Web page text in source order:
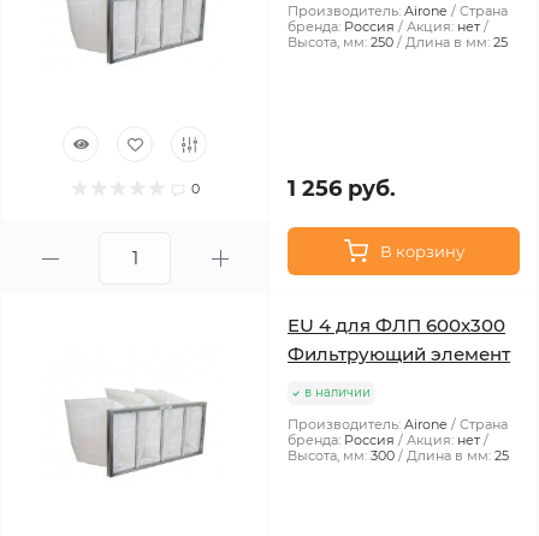
0
Производитель: Airone
Страна
бренда: Россия Акция: нет
Высота, мм: 250 Длина в мм: 25
1 256 руб.
В корзину
EU 4 для ФЛП 600x300
Фильтрующий элемент
в наличии
Производитель: Airone
Страна
бренда: Россия Акция: нет
Высота, мм: 300 Длина в мм: 25